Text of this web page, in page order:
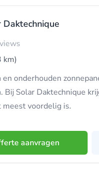
Daktechnique
km)
onderhouden
Bij Solar Daktechnique
meest voordelig is.
aanvragen